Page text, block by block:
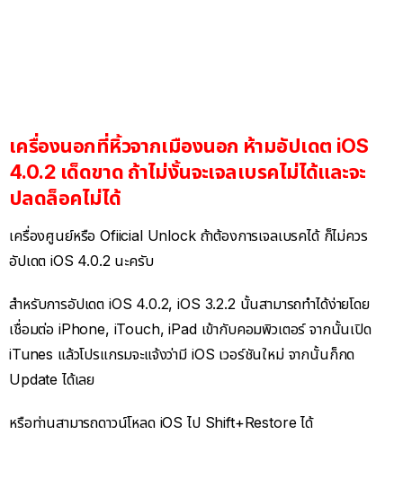
เครื่องนอกที่หิ้วจากเมืองนอก ห้ามอัปเดต iOS
4.0.2 เด็ดขาด ถ้าไม่งั้นจะเจลเบรคไม่ได้และจะ
ปลดล็อคไม่ได้
เครื่องศูนย์หรือ Ofiicial Unlock ถ้าต้องการเจลเบรคได้ ก็ไม่ควร
อัปเดต iOS 4.0.2 นะครับ
สำหรับการอัปเดต iOS 4.0.2, iOS 3.2.2 นั้นสามารถทำได้ง่ายโดย
เชื่อมต่อ iPhone, iTouch, iPad เข้ากับคอมพิวเตอร์ จากนั้นเปิด
iTunes แล้วโปรแกรมจะแจ้งว่ามี iOS เวอร์ชันใหม่ จากนั้นก็กด
Update ได้เลย
หรือท่านสามารถดาวน์โหลด iOS ไป Shift+Restore ได้